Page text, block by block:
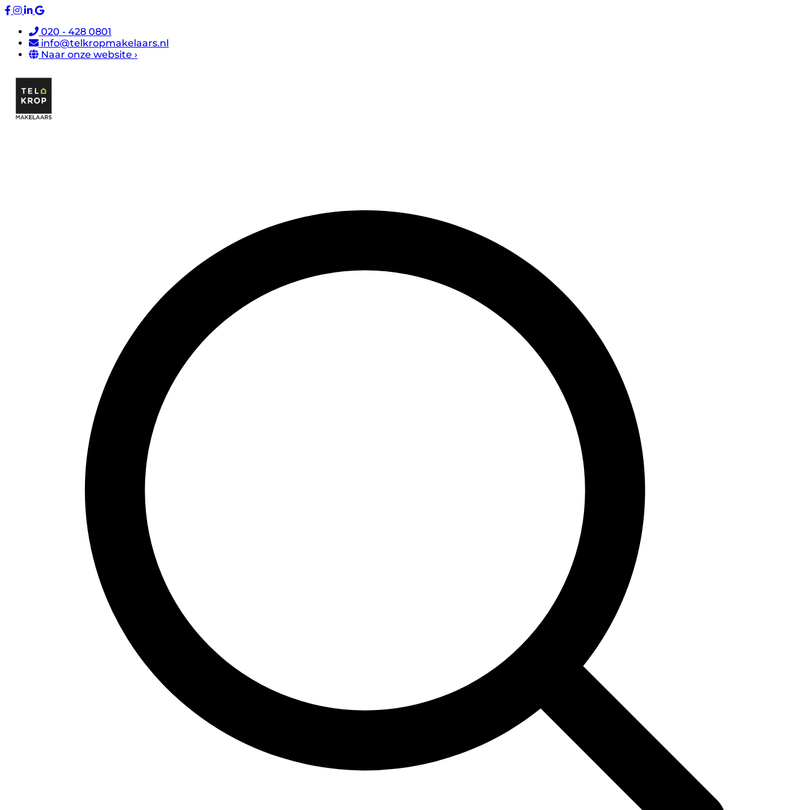
020 - 428 0801
info@telkropmakelaars.nl
Naar onze website ›